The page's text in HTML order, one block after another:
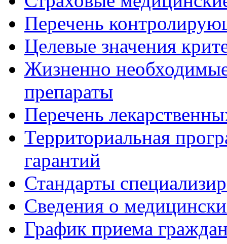
Перечень
Целевые значения
Жизненно
препараты
Перечень
Территориальная
гарантий
Стандарты
Сведения о
График приема